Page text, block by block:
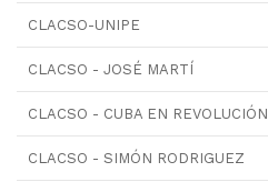
CLACSO-UNIPE
CLACSO - JOSÉ MARTÍ
CLACSO - CUBA EN REVOLUCIÓN
CLACSO - SIMÓN RODRIGUEZ